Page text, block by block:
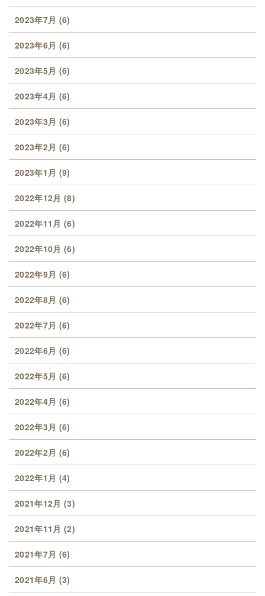
2023年7月 (6)
2023年6月 (6)
2023年5月 (6)
2023年4月 (6)
2023年3月 (6)
2023年2月 (6)
2023年1月 (9)
2022年12月 (8)
2022年11月 (6)
2022年10月 (6)
2022年9月 (6)
2022年8月 (6)
2022年7月 (6)
2022年6月 (6)
2022年5月 (6)
2022年4月 (6)
2022年3月 (6)
2022年2月 (6)
2022年1月 (4)
2021年12月 (3)
2021年11月 (2)
2021年7月 (6)
2021年6月 (3)